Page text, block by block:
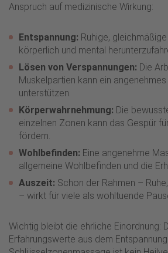
Anspruch auf medizinische Wirkung:
Entspannung: Ruhige,
körperlich und mental
Lösen von Verspannungen: Die
Muskelpartien kann ein
unterstützen.
Körperwahrnehmung: Die
einzelnen Zonen kann das Gespür
fördern.
Wohlbefinden: Eine angenehme
allgemeine Wohlbefinden und die
Auszeit: Schon der Rahmen –
– wirkt für viele als wohltuende
Wichtig bleibt die ehrliche Einordnung:
Erfahrungswerte aus dem